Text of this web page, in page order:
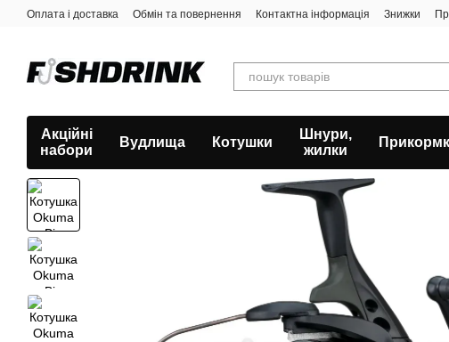
Перейти к основному контенту
Оплата і доставка Обмін та повернення Контактна інформація Знижки
Акційні
набори
Вудлища Котушки
Шнури,
жилки